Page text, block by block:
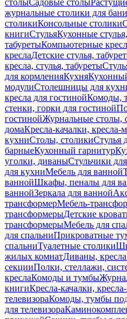
столыСадовые столы
журнальные столики для бани
столикиКонсольные столики
книгиСтульяКухонные
табуретыКомпьютерные
креслаДетские стулья,
кресла, стулья, табуреты
для кормленияКухня
модулиСтолешницы для
кресла для гостинойКомоды,
стенки, горки для гостиной
гостинойЖурнальные столы,
домаКресла-качалки, кресла-
кухниСтолы, столикиСтулья
барныеКухонный гарнитур
уголки, диваныСтульчики
для кухниМебель для ванной
ваннойШкафы, пеналы для
ваннойЗеркала для ванной
трансформерМебель-
трансформерыДетские
трансформерыМебель для
для спальниПрикроватные
спальниТуалетные столики
жилых комнатДиваны,
секцииПолки, стеллажи,
креслаКомоды и тумбы
книгиКресла-качалки,
телевизораКомоды, тумбы
для телевизора